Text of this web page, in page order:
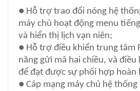
● Hỗ trợ trao đổi nóng hệ
máy chủ hoạt động menu
và hiển thị lịch vạn niên;
● Hỗ trợ điều khiển trung tâm
năng gửi mã hai chiều, và
để đạt được sự phối hợp hoàn
● Cáp mạng máy chủ hệ thống